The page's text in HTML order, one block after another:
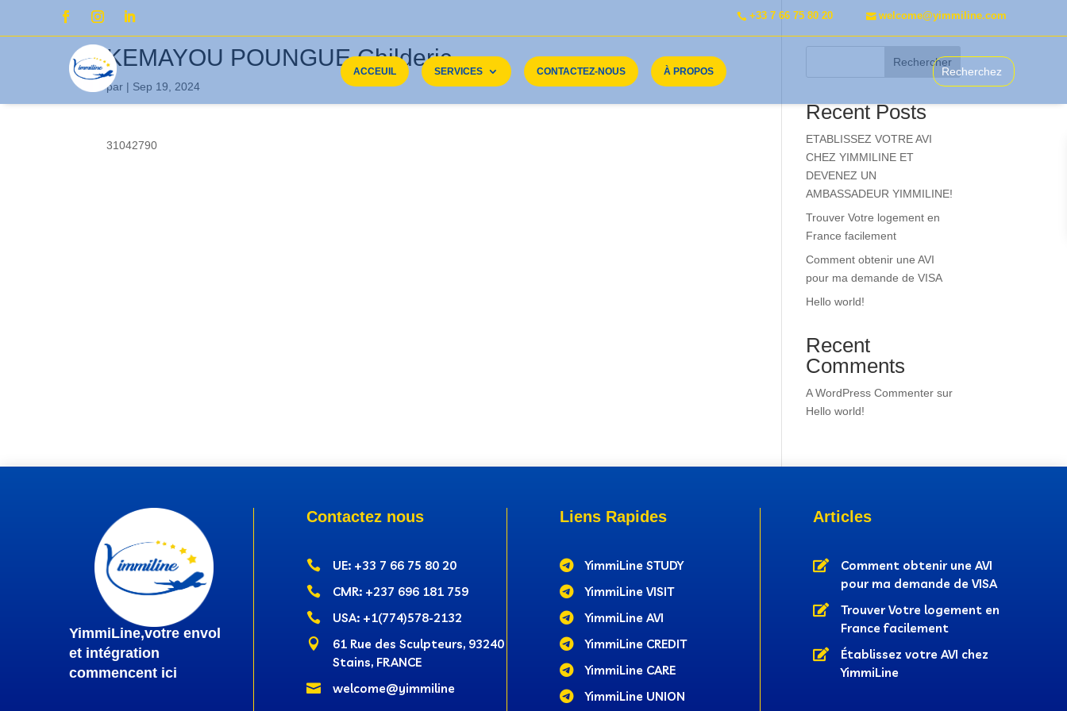
+33 7 66 75 80 20 welcome@yimmiline.com
ACCEUIL SERVICES CONTACTEZ-NOUS À PROPOS
KEMAYOU POUNGUE Childeric
par | Sep 19, 2024
31042790
Rechercher
Recent Posts
ETABLISSEZ VOTRE AVI
CHEZ YIMMILINE ET
DEVENEZ UN
AMBASSADEUR YIMMILINE!
Trouver Votre logement en
France facilement
Comment obtenir une AVI
pour ma demande de VISA
Hello world!
Recent
Comments
A WordPress Commenter sur
Hello world!
YimmiLine,votre envol
et intégration
commencent ici
Contactez nous
 UE: +33 7 66 75 80 20
 CMR: +237‭ 696 181 759
 USA: +1(774)578-2132

61 Rue des Sculpteurs, 93240
Stains, FRANCE
 welcome@yimmiline
Liens Rapides

YimmiLine STUDY

YimmiLine VISIT

YimmiLine AVI

YimmiLine CREDIT

YimmiLine CARE

YimmiLine UNION
Articles

Comment obtenir une AVI
pour ma demande de VISA

Trouver Votre logement en
France facilement

Établissez votre AVI chez
YimmiLine